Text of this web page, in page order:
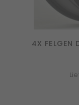
4X FELGEN